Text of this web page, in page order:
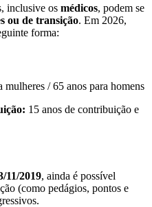
inclusive os médicos, podem se
ou de transição. Em 2026,
forma:
mulheres / 65 anos para homens
15 anos de contribuição e
11/2019, ainda é possível
(como pedágios, pontos e